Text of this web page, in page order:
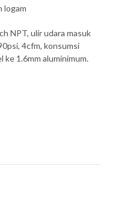
logam
NPT, ulir udara masuk
4cfm, konsumsi
1.6mm aluminimum.